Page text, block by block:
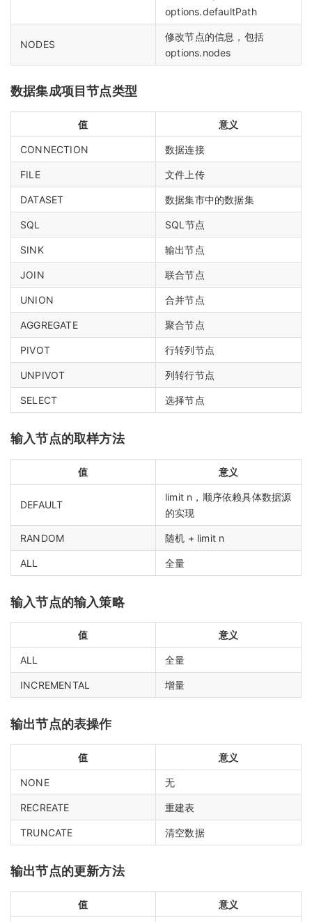
options.defaultPath
NODES
修改节点的信息，包括
options.nodes
数据集成项目节点类型
值 意义
CONNECTION 数据连接
FILE 文件上传
DATASET 数据集市中的数据集
SQL SQL节点
SINK 输出节点
JOIN 联合节点
UNION 合并节点
AGGREGATE 聚合节点
PIVOT 行转列节点
UNPIVOT 列转行节点
SELECT 选择节点
输入节点的取样方法
值 意义
DEFAULT
limit n，顺序依赖具体数据源
的实现
RANDOM 随机 + limit n
ALL 全量
输入节点的输入策略
值 意义
ALL 全量
INCREMENTAL 增量
输出节点的表操作
值 意义
NONE 无
RECREATE 重建表
TRUNCATE 清空数据
输出节点的更新方法
值 意义